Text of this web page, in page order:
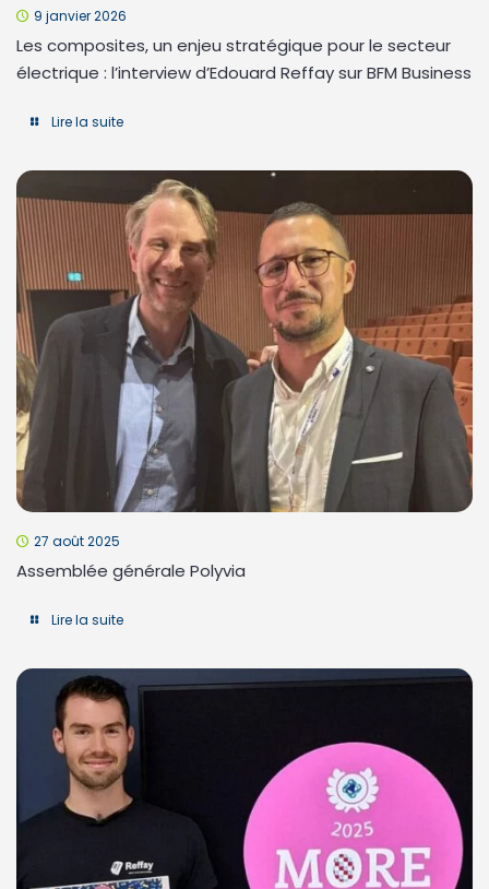
9 janvier 2026
Les composites, un enjeu stratégique pour le secteur
électrique : l’interview d’Edouard Reffay sur BFM Business
Lire la suite
27 août 2025
Assemblée générale Polyvia
Lire la suite